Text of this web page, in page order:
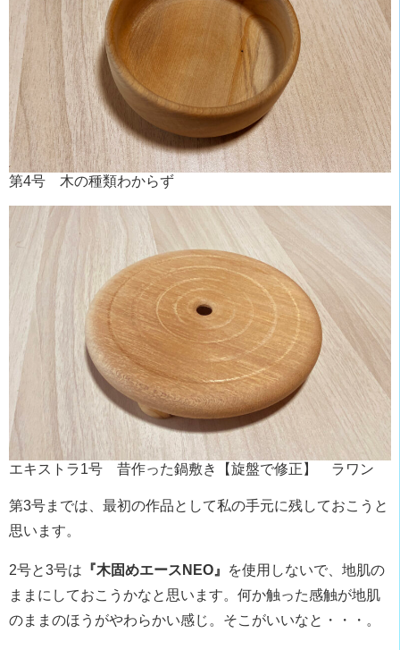
第4号 木の種類わからず
エキストラ1号 昔作った鍋敷き【旋盤で修正】 ラワン
第3号までは、最初の作品として私の手元に残しておこうと
思います。
2号と3号は 『木固めエースNEO』
を使用しないで、地肌の
ままにしておこうかなと思います。何か触った感触が地肌
のままのほうがやわらかい感じ。そこがいいなと・・・。